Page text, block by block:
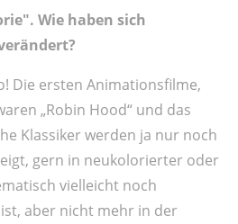
Wie haben sich
Die ersten Animationsfilme,
„Robin Hood“ und das
Klassiker werden ja nur noch
gern in neukolorierter oder
vielleicht noch
aber nicht mehr in der